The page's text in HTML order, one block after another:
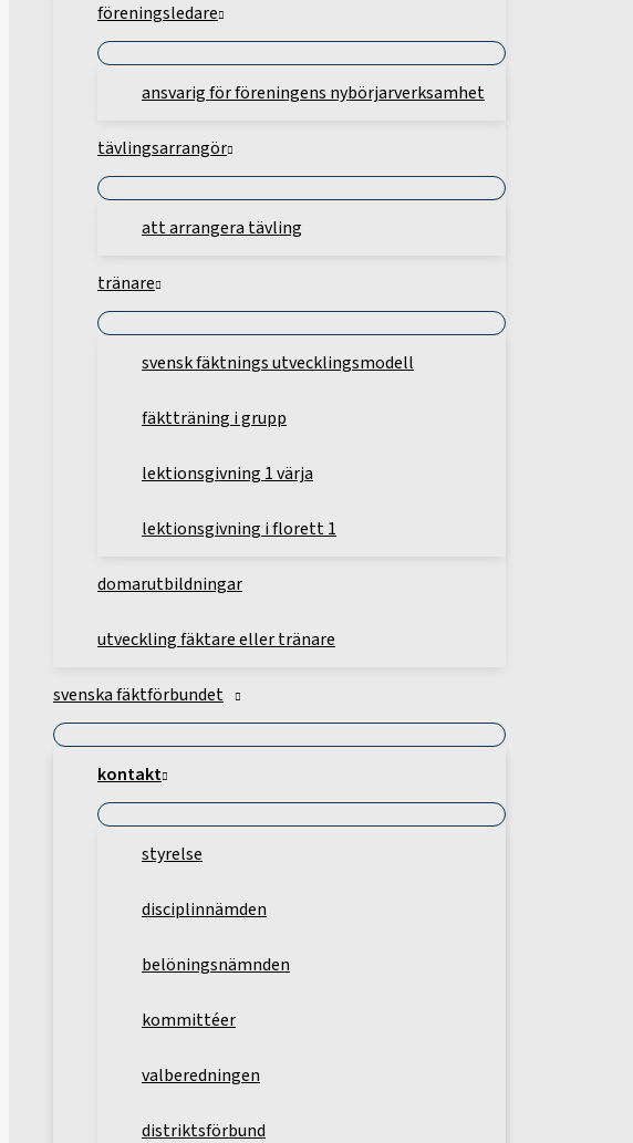
föreningsledare
ansvarig för föreningens nybörjarverksamhet
tävlingsarrangör
att arrangera tävling
tränare
svensk fäktnings utvecklingsmodell
fäktträning i grupp
lektionsgivning 1 värja
lektionsgivning i florett 1
domarutbildningar
utveckling fäktare eller tränare
svenska fäktförbundet
kontakt
styrelse
disciplinnämden
belöningsnämnden
kommittéer
valberedningen
distriktsförbund